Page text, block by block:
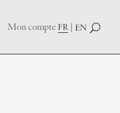
Mon compte FR EN